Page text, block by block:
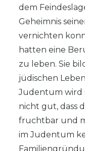
dem
Geheimnis
vernichten
hatten eine
zu leben. Sie
jüdischen
Judentum wird
nicht gut, dass
fruchtbar und
im Judentum